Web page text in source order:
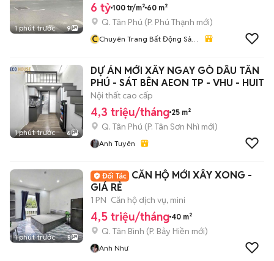
1 phút trước 9
6 tỷ 100 tr/m² 60 m²
Q. Tân Phú (P. Phú Thạnh mới)
CChuyên Trang Bất Động Sản
1 phút trước 6
DỰ ÁN MỚI XÂY NGAY GÒ DẦU TÂN
PHÚ - SÁT BÊN AEON TP - VHU - HUIT
Nội thất cao cấp
4,3 triệu/tháng 25 m²
Q. Tân Phú (P. Tân Sơn Nhì mới)
Anh Tuyên
1 phút trước 5
CĂN HỘ MỚI XÂY XONG -
GIÁ RẺ
1 PN Căn hộ dịch vụ, mini
4,5 triệu/tháng 40 m²
Q. Tân Bình (P. Bảy Hiền mới)
Anh Như